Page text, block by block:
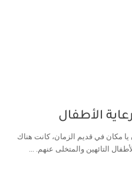
الأطفال
مكان في قديم الزمان، كانت هناك
التائهين والمتخلى عنهم. ...